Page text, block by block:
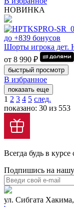
НОВИНКА
до +839 бонусов
Шорты игрока дет.
от 8 990 ₽
быстрый просмотр
В избранное
показать еще
1 2 3 4 5 след.
показано: 30 из 553
Всегда будь в
Подпишись на
ул. Сибгата